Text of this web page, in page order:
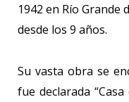
1942 en Río Grande
desde los 9 años.
Su vasta obra se
fue declarada